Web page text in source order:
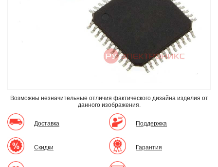
Возможны незначительные отличия фактического дизайна изделия от
данного изображения.
Доставка
Скидки
Поддержка
Гарантия